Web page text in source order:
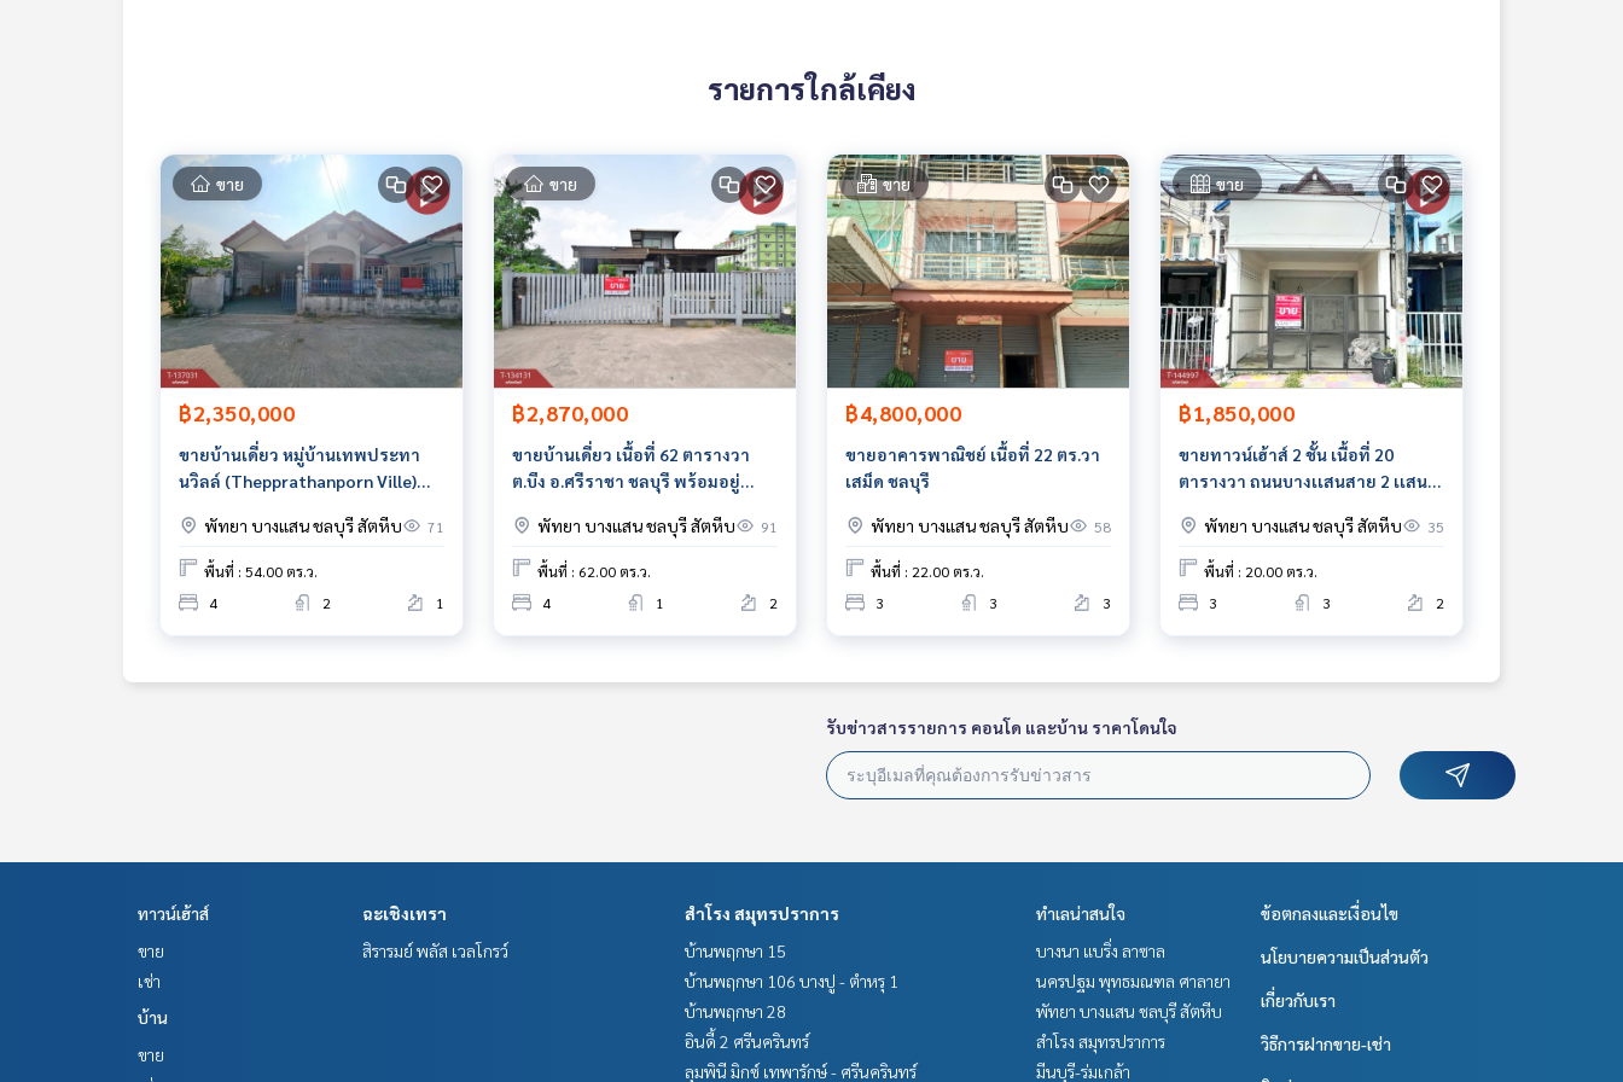
สนใจดูทรัพย์อื่นๆ เพิ่มเติม มากกว่า 3,000 รายการ
www.tb.co.th
The Best Property Agent CO,.LTD. ผู้นำด้านธุรกิจนายหน้า ตัวแทนอสังหาริมทรัพย์ครบวงจร ด้วยความเป็นมืออาชีพ ใช้เ
ทคโนโลยี และ นวัตกรรมที่สร้างสรรค์ เพื่อส่งมอบบริการที่ดีที่สุดเพื่อคุณ ให้บริการด้าน ซื้อ ขาย เช่า อสังหาริมทรัพย์
รายการใกล้เคียง
ขาย
฿2,350,000
ขายบ้านเดี่ยว หมู่บ้านเทพประทา
นวิลล์ (Thepprathanporn Ville)
พัทยา บางแสน ชลบุรี สัตหีบ
71
พื้นที่ : 54.00 ตร.ว.
4
2 1
ขาย
฿2,870,000
ขายบ้านเดี่ยว เนื้อที่ 62 ตารางวา
ต.บึง อ.ศรีราชา ชลบุรี พร้อมอยู่
พัทยา บางแสน ชลบุรี สัตหีบ
91
พื้นที่ : 62.00 ตร.ว.
4
1 2
ขาย
฿4,800,000
ขายอาคารพาณิชย์ เนื้อที่ 22 ตร.วา
เสม็ด ชลบุรี
พัทยา บางแสน ชลบุรี สัตหีบ 58
พื้นที่ : 22.00 ตร.ว.
3
3 3
ขาย
฿1,850,000
ขายทาวน์เฮ้าส์ 2 ชั้น เนื้อที่ 20
ตารางวา ถนนบางเเสนสาย 2 เเสน
พัทยา บางแสน ชลบุรี สัตหีบ
35
พื้นที่ : 20.00 ตร.ว.
3
3 2
รับข่าวสารรายการ คอนโด และบ้าน ราคาโดนใจ
ทาวน์เฮ้าส์
ขาย
เช่า
บ้าน
ขาย
ฉะเชิงเทรา
สิรารมย์ พลัส เวลโกรว์
สำโรง สมุทรปราการ
บ้านพฤกษา 15
บ้านพฤกษา 106 บางปู - ตำหรุ 1
บ้านพฤกษา 28
อินดี้ 2 ศรีนครินทร์
ลุมพินี มิกซ์ เทพารักษ์ - ศรีนครินทร์
ทำเลน่าสนใจ
บางนา แบริ่ง ลาซาล
นครปฐม พุทธมณฑล ศาลายา
พัทยา บางแสน ชลบุรี สัตหีบ
สำโรง สมุทรปราการ
มีนบุรี-ร่มเกล้า
ข้อตกลงและเงื่อนไข
นโยบายความเป็นส่วนตัว
เกี่ยวกับเรา
วิธีการฝากขาย-เช่า